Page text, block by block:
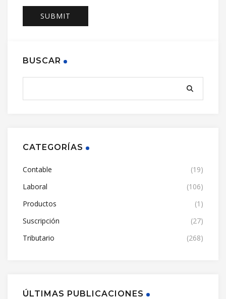
BUSCAR
CATEGORÍAS
Contable
(19)
Laboral
(106)
Productos
(1)
Suscripción
(27)
Tributario
(268)
ÚLTIMAS PUBLICACIONES